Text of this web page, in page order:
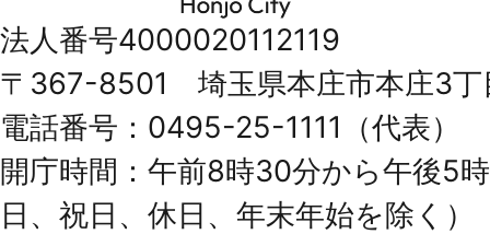
Honjo
City
法人番号4000020112119
〒367-8501 埼玉県本庄市本庄3丁
電話番号：0495-25-1111（代表）
開庁時間：午前8時30分から午後5
日、祝日、休日、年末年始を除く）